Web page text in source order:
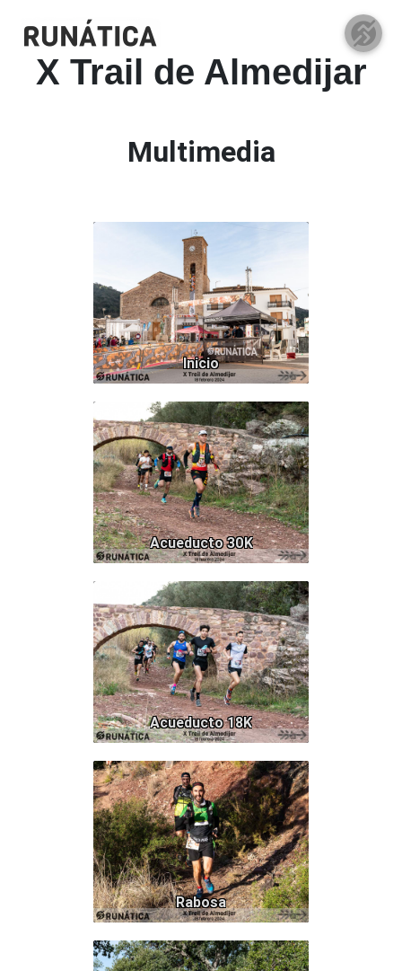
X Trail de Almedijar
Multimedia
Inicio
Acueducto 30K
428
Acueducto 18K
619
Rabosa
730
537